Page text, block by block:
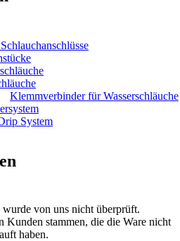
Klemmverbinder für Wasserschläuche
System
von uns nicht überprüft.
Kunden stammen, die die Ware nicht
haben.